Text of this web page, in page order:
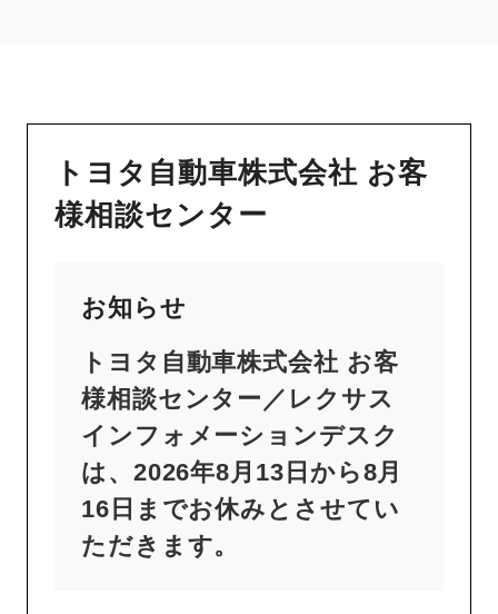
トヨタ自動車株式会社 お客
様相談センター
お知らせ
トヨタ自動車株式会社 お客
様相談センター／レクサス
インフォメーションデスク
は、2026年8月13日から8月
16日までお休みとさせてい
ただきます。